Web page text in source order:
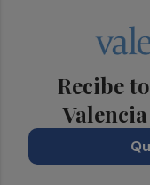
Recibe